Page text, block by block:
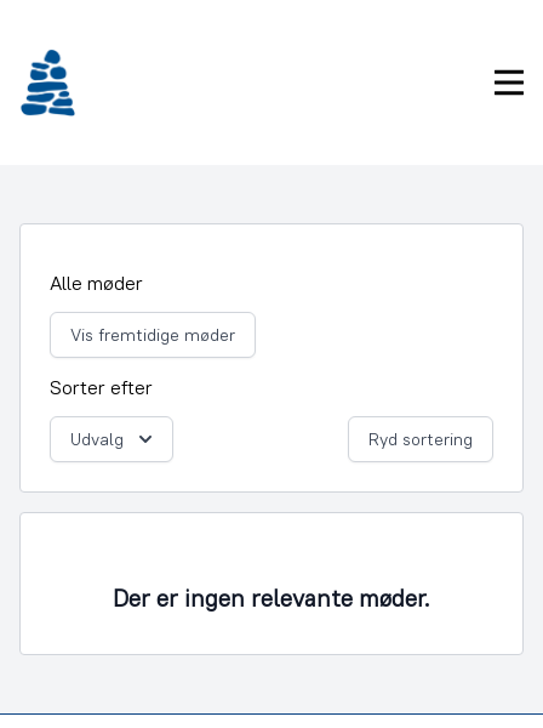
indhold
Alle møder
Vis fremtidige møder
Sorter efter
Udvalg Ryd sortering
Der er ingen relevante møder.